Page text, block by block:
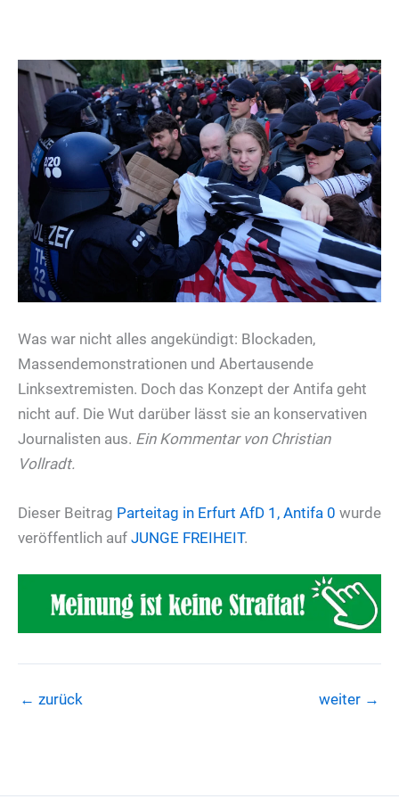
Was war nicht alles angekündigt: Blockaden,
Massendemonstrationen und Abertausende
Linksextremisten. Doch das Konzept der Antifa geht
nicht auf. Die Wut darüber lässt sie an konservativen
Journalisten aus. Ein Kommentar von Christian
Vollradt.
Dieser Beitrag Parteitag in Erfurt AfD 1, Antifa 0 wurde
veröffentlich auf JUNGE FREIHEIT.
← zurück weiter →